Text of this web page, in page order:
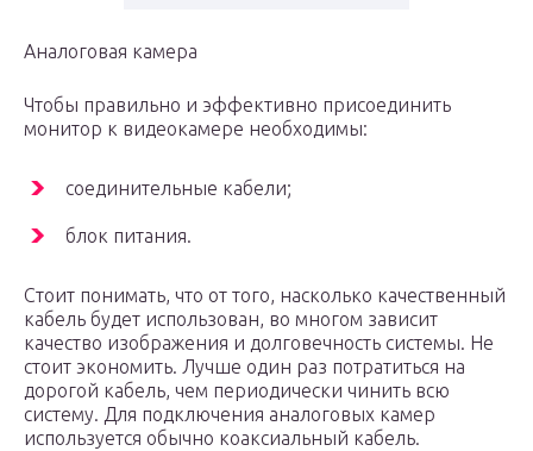
Аналоговая камера
Чтобы правильно и эффективно присоединить
монитор к видеокамере необходимы:
соединительные кабели;
блок питания.
Стоит понимать, что от того, насколько качественный
кабель будет использован, во многом зависит
качество изображения и долговечность системы. Не
стоит экономить. Лучше один раз потратиться на
дорогой кабель, чем периодически чинить всю
систему. Для подключения аналоговых камер
используется обычно коаксиальный кабель.